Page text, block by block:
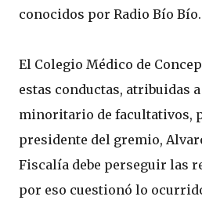
conocidos por Radio Bío Bío.
El Colegio Médico de
estas conductas, atribuidas
minoritario de facultativos,
presidente del gremio,
Fiscalía debe perseguir las
por eso cuestionó lo